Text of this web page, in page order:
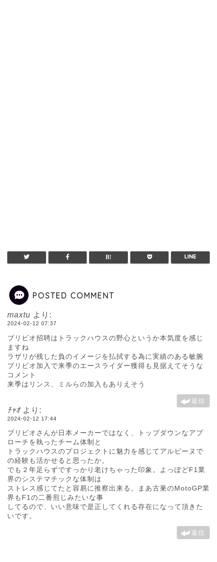
POSTED COMMENT
maxtu より:
2024-02-12 07:37
ブリビオ招聘はトラックハウスの野心というか本気度を感じ
ますね
ラザリが残した負のイメージを払拭する為に実績のある敏腕
ブリビオ加入で来季のエースライダー獲得も見据えてそうな
コメント
来季はリンス、ミルらの加入もありえそう
返信
ﾁｬｵ より:
2024-02-12 17:44
ブリビオさんが日本メーカーではなく、トップダウンなアプ
ローチを執ったチーム体制と
トラックハウスのプロジェクトに魅力を感じてアルピーヌで
の経験も活かせると思ったか。
でも２年足らずですっかり老けちゃった印象。よっぽどF1業
界のシステマチックな体制は
ストレス感じてたと容易に推察出来る。まあ古巣のMotoGP業
界もF1の二番煎じみたいな事
してるので、いい意味で是正してくれる存在になって頂きた
いです。
返信